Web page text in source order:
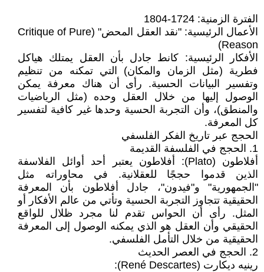
الفترة الزمنية: 1724-1804
الأعمال الرئيسية: "نقد العقل المحض" (Critique of Pure
Reason)
الأفكار الرئيسية: كانط جادل بأن العقل يمتلك هياكل
فطرية (مثل الزمان والمكان) التي تمكنه من تنظيم
وتفسير البيانات الحسية. رأى أن هناك معرفة يمكن
الوصول إليها من خلال العقل وحده (مثل الرياضيات
والمنطق)، وأن التجربة الحسية وحدها غير كافية لتفسير
كل المعرفة.
الحجج عبر تاريخ الفكر الفلسفي
1. الحجج في الفلسفة القديمة
أفلاطون (Plato): أفلاطون يعتبر أحد أوائل الفلاسفة
الذين قدموا حججًا للعقلانية. في محاوراته مثل
"الجمهورية" و"فيدون"، جادل أفلاطون بأن المعرفة
الحقيقية تتجاوز التجربة الحسية وتأتي من عالم الأفكار أو
المثل. رأى أن الحواس تقدم لنا مجرد ظلال للواقع
الحقيقي وأن العقل هو الذي يمكنه الوصول إلى المعرفة
الحقيقية من خلال التأمل الفلسفي.
2. الحجج في العصر الحديث
رينيه ديكارت (René Descartes):